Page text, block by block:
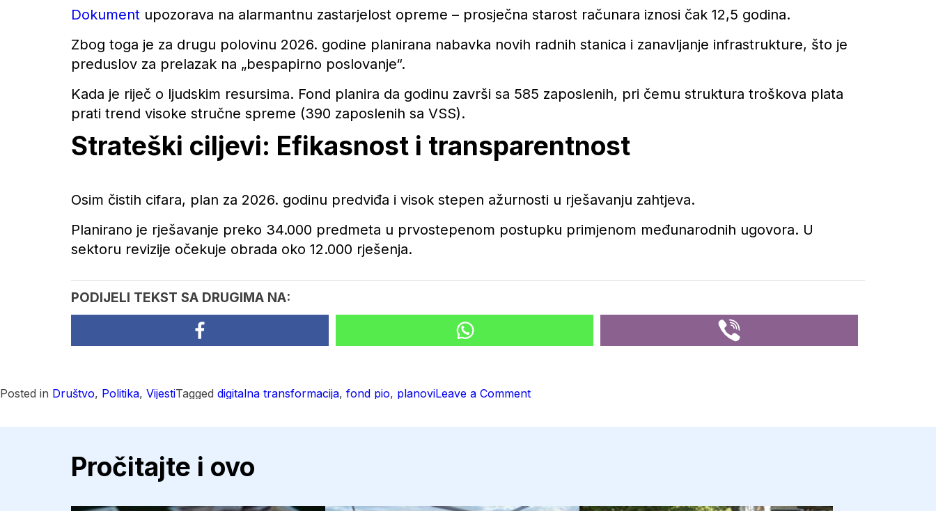
Dokument upozorava na alarmantnu zastarjelost opreme – prosječna starost računara iznosi čak 12,5 godina.
Zbog toga je za drugu polovinu 2026. godine planirana nabavka novih radnih stanica i zanavljanje infrastrukture, što je
preduslov za prelazak na „bespapirno poslovanje“.
Kada je riječ o ljudskim resursima. Fond planira da godinu završi sa 585 zaposlenih, pri čemu struktura troškova plata
prati trend visoke stručne spreme (390 zaposlenih sa VSS).
Strateški ciljevi: Efikasnost i transparentnost
Osim čistih cifara, plan za 2026. godinu predviđa i visok stepen ažurnosti u rješavanju zahtjeva.
Planirano je rješavanje preko 34.000 predmeta u prvostepenom postupku primjenom međunarodnih ugovora. U
sektoru revizije očekuje obrada oko 12.000 rješenja.
PODIJELI TEKST SA DRUGIMA NA:
Posted in Društvo, Politika, VijestiTagged digitalna transformacija, fond pio, planoviLeave a Commenton
Pročitajte i ovo